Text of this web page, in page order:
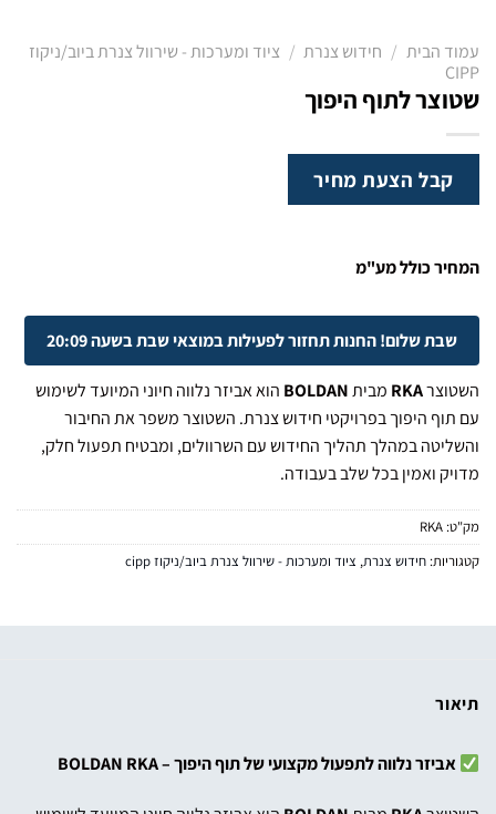
עמוד הבית / חידוש צנרת / ציוד ומערכות - שירוול צנרת ביוב/ניקוז
CIPP
שטוצר לתוף היפוך
קבל הצעת מחיר
המחיר כולל מע"מ
שבת שלום! החנות תחזור לפעילות במוצאי שבת בשעה 20:09
השטוצרRKA מביתBOLDAN הוא אביזר נלווה חיוני המיועד לשימוש
עם תוף היפוך בפרויקטי חידוש צנרת. השטוצר משפר את החיבור
והשליטה במהלך תהליך החידוש עם השרוולים, ומבטיח תפעול חלק,
מדויק ואמין בכל שלב בעבודה.
מק"ט: RKA
קטגוריות: חידוש צנרת, ציוד ומערכות - שירוול צנרת ביוב/ניקוז cipp
תיאור
אביזר נלווה לתפעול מקצועי של תוף היפוך – BOLDAN RKA